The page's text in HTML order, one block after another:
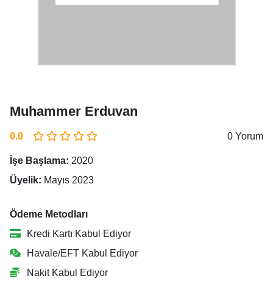
Muhammer Erduvan
0.0 0 Yorum
İşe Başlama: 2020
Üyelik: Mayıs 2023
Ödeme Metodları
Kredi Kartı Kabul Ediyor
Havale/EFT Kabul Ediyor
Nakit Kabul Ediyor